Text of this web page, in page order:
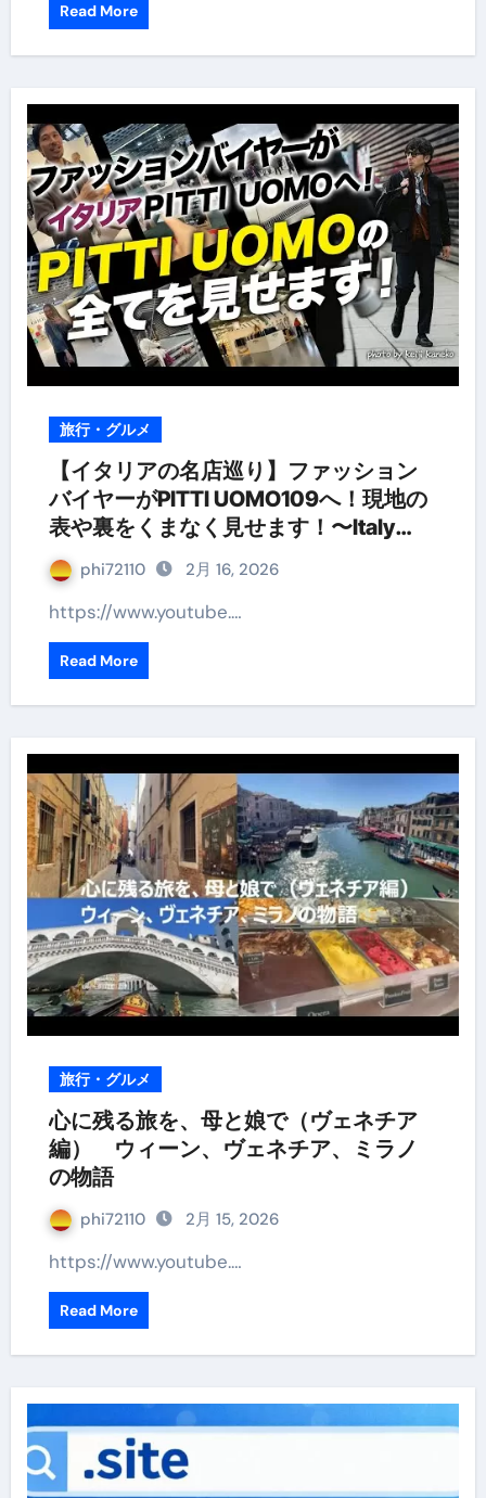
Read More
旅行・グルメ
【イタリアの名店巡り】ファッション
バイヤーがPITTI UOMO109へ！現地の
表や裏をくまなく見せます！〜Italy
Vlog〜
phi72110 2月 16, 2026
https://www.youtube.…
Read More
旅行・グルメ
心に残る旅を、母と娘で（ヴェネチア
編） ウィーン、ヴェネチア、ミラノ
の物語
phi72110 2月 15, 2026
https://www.youtube.…
Read More